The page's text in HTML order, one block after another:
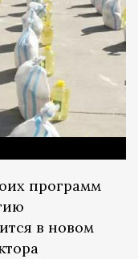
программ
в новом